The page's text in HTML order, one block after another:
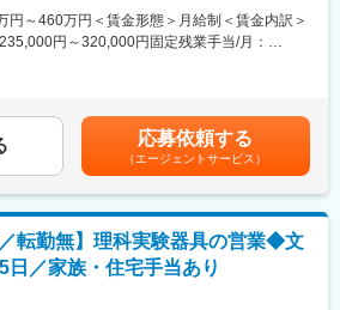
る、客様に喜んで頂ける・応援頂ける
普段会えない役職者に会える
watch?v=Ge4KiEjNYaM
ージ
め
をご提案します。
規開拓はありません。
、補聴器や健康機器など。
営
トなどを企画し、来場された方に商品を体験
受けていただきます。
円～460万円＜賃金形態＞月給制＜賃金内訳＞
円～320,000円固定残業手当/月：
の上、当社規定により決定いたします。■昇
2回賃金はあくまでも目安の金額であり、選
可能性があります。月給(月額)は固定手当を含
応募依頼する
（エージェントサービス）
転勤無】理科実験器具の営業◆文
日／家族・住宅手当あり